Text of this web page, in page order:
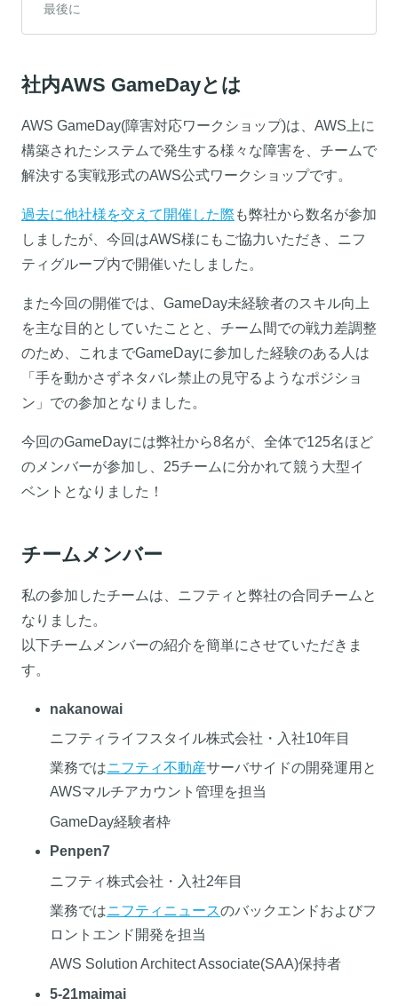
最後に
社内AWS GameDayとは
AWS GameDay(障害対応ワークショップ)は、AWS上に
構築されたシステムで発生する様々な障害を、チームで
解決する実戦形式のAWS公式ワークショップです。
過去に他社様を交えて開催した際も弊社から数名が参加
しましたが、今回はAWS様にもご協力いただき、ニフ
ティグループ内で開催いたしました。
また今回の開催では、GameDay未経験者のスキル向上
を主な目的としていたことと、チーム間での戦力差調整
のため、これまでGameDayに参加した経験のある人は
「手を動かさずネタバレ禁止の見守るようなポジショ
ン」での参加となりました。
今回のGameDayには弊社から8名が、全体で125名ほど
のメンバーが参加し、25チームに分かれて競う大型イ
ベントとなりました！
チームメンバー
私の参加したチームは、ニフティと弊社の合同チームと
なりました。
以下チームメンバーの紹介を簡単にさせていただきま
す。
nakanowai
ニフティライフスタイル株式会社・入社10年目
業務ではニフティ不動産サーバサイドの開発運用と
AWSマルチアカウント管理を担当
GameDay経験者枠
Penpen7
ニフティ株式会社・入社2年目
業務ではニフティニュースのバックエンドおよびフ
ロントエンド開発を担当
AWS Solution Architect Associate(SAA)保持者
5-21maimai